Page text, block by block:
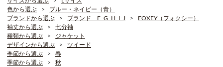
色から選ぶ
ブルー・ネイビー（青）
ブランドから選ぶ
ブランド F･G･H･I･J
FOXEY（フォクシー）
袖丈から選ぶ
七分袖
種類から選ぶ
ジャケット
デザインから選ぶ
ツイード
季節から選ぶ
春
季節から選ぶ
秋